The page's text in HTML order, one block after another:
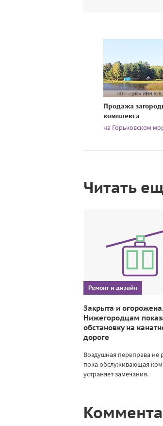
Продажа
комплекса
на Горьковском
Читать
Ремонт и дизайн
Закрыта и огорожена.
Нижегородцам
обстановку на
дороге
Воздушная переправа не
пока обслуживающая
устраняет замечания.